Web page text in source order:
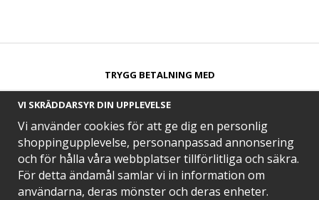
TRYGG BETALNING MED​
SNABB LEVERANS MED
VI SKRÄDDARSYR DIN UPPLEVELSE
Vi använder cookies för att ge dig en personlig
shoppingupplevelse, personanpassad annonsering
och för hålla våra webbplatser tillförlitliga och säkra.
För detta ändamål samlar vi in information om
användarna, deras mönster och deras enheter.